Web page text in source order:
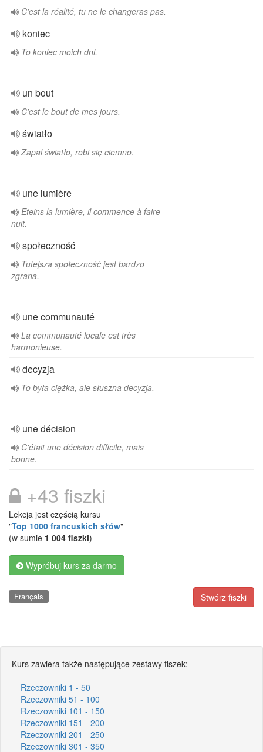
C'est la réalité, tu ne le changeras pas.
koniec
To koniec moich dni.
un bout
C'est le bout de mes jours.
światło
Zapal światło, robi się ciemno.
une lumière
Eteins la lumière, il commence à faire
nuit.
społeczność
Tutejsza społeczność jest bardzo
zgrana.
une communauté
La communauté locale est très
harmonieuse.
decyzja
To była ciężka, ale słuszna decyzja.
une décision
C'était une décision difficile, mais
bonne.
+43 fiszki
Lekcja jest częścią kursu
"Top 1000 francuskich słów"
(w sumie 1 004 fiszki)
Wypróbuj kurs za darmo
Stwórz fiszki
Français
Kurs zawiera także następujące zestawy fiszek:
Rzeczowniki 1 - 50
Rzeczowniki 51 - 100
Rzeczowniki 101 - 150
Rzeczowniki 151 - 200
Rzeczowniki 201 - 250
Rzeczowniki 301 - 350